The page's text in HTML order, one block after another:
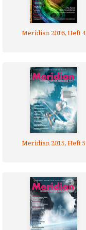
Meridian 2016, Heft 4
Meridian 2015, Heft 5